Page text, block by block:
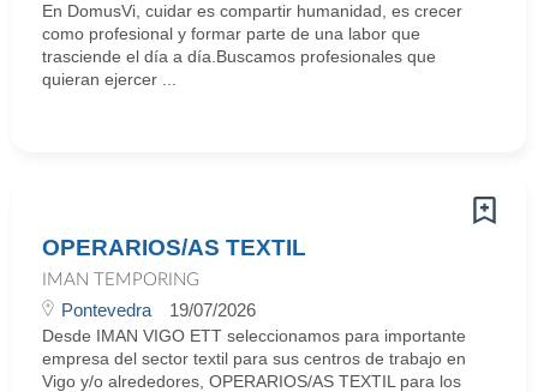
En DomusVi, cuidar es compartir humanidad, es crecer
como profesional y formar parte de una labor que
trasciende el día a día.Buscamos profesionales que
quieran ejercer ...
OPERARIOS/AS TEXTIL
IMAN TEMPORING
Pontevedra 19/07/2026
Desde IMAN VIGO ETT seleccionamos para importante
empresa del sector textil para sus centros de trabajo en
Vigo y/o alrededores, OPERARIOS/AS TEXTIL para los